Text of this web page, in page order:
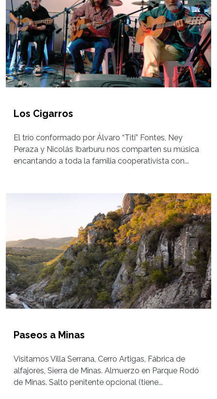
Los Cigarros
El trío conformado por Álvaro “Titi” Fontes, Ney
Peraza y Nicolás Ibarburu nos comparten su música
encantando a toda la familia cooperativista con...
Paseos a Minas
Visitamos Villa Serrana, Cerro Artigas, Fábrica de
alfajores, Sierra de Minas. Almuerzo en Parque Rodó
de Minas. Salto penitente opcional (tiene...